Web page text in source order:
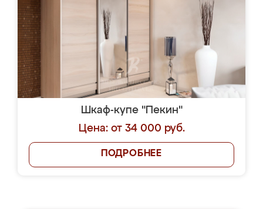
Шкаф-купе "Пекин"
Цена: от 34 000 руб.
ПОДРОБНЕЕ